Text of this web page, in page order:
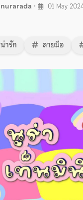
nurarada • 01 May
น่ารัก ลายมือ